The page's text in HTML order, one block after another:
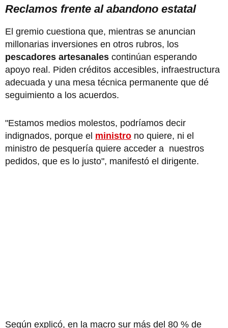
Reclamos frente al abandono estatal
El gremio cuestiona que, mientras se anuncian
millonarias inversiones en otros rubros, los
pescadores artesanales continúan esperando
apoyo real. Piden créditos accesibles, infraestructura
adecuada y una mesa técnica permanente que dé
seguimiento a los acuerdos.
"Estamos medios molestos, podríamos decir
indignados, porque el ministro no quiere, ni el
ministro de pesquería quiere acceder a nuestros
pedidos, que es lo justo", manifestó el dirigente.
Según explicó, en la macro sur más del 80 % de